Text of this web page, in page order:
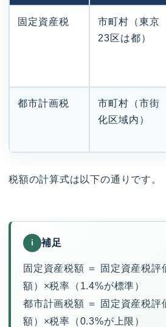
固定資産税
市町村（東京
23区は都）
都市計画税
市町村（市街
化区域内）
税額の計算式は以下の通りです。
i 補足
固定資産税額 ＝ 固定資産税評
額）×税率（1.4%が標準）
都市計画税額 ＝ 固定資産税評
額）×税率（0.3%が上限）